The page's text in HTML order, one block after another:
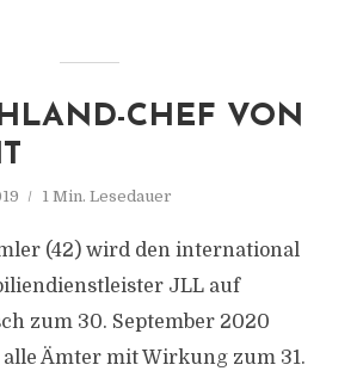
CHEF VON
1 Min. Lesedauer
(42) wird den international
JLL auf
zum 30. September 2020
Ämter mit Wirkung zum 31.